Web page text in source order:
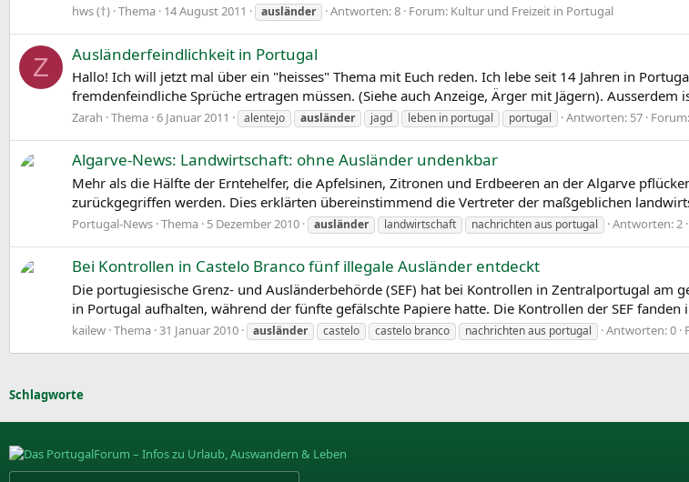
hws (†) Thema 14 August 2011 ausländer Antworten: 8 Forum: Kultur und Freizeit in Portugal
Z Ausländerfeindlichkeit in Portugal
Hallo! Ich will jetzt mal über ein "heisses" Thema mit Euch reden. Ich lebe seit 14 Jahren in
fremdenfeindliche Sprüche ertragen müssen. (Siehe auch Anzeige, Ärger mit Jägern). Ausserdem
Zarah Thema 6 Januar 2011 alentejo ausländer jagd leben in portugal portugal Antworten: 57 Forum:
Algarve-News: Landwirtschaft: ohne Ausländer undenkbar
Mehr als die Hälfte der Erntehelfer, die Apfelsinen, Zitronen und Erdbeeren an der Algarve
zurückgegriffen werden. Dies erklärten übereinstimmend die Vertreter der maßgeblichen
Portugal-News Thema 5 Dezember 2010 ausländer landwirtschaft nachrichten aus portugal Antworten: 2
Bei Kontrollen in Castelo Branco fünf illegale Ausländer entdeckt
Die portugiesische Grenz- und Ausländerbehörde (SEF) hat bei Kontrollen in Zentralportugal
in Portugal aufhalten, während der fünfte gefälschte Papiere hatte. Die Kontrollen der SEF
kailew Thema 31 Januar 2010 ausländer castelo castelo branco nachrichten aus portugal Antworten: 0
Schlagworte